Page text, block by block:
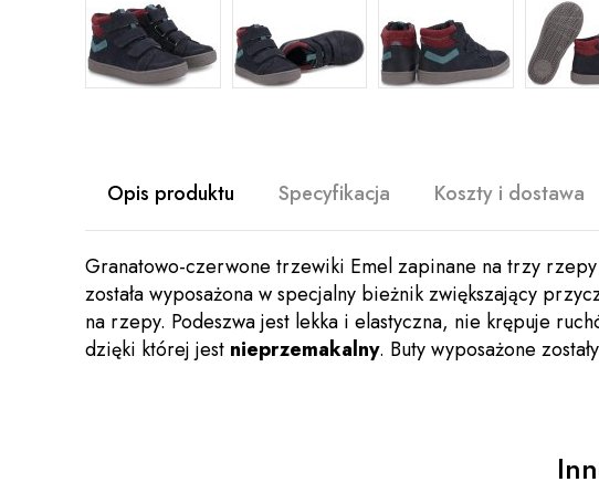
Opis produktu Specyfikacja Koszty i dostawa
Granatowo-czerwone trzewiki Emel zapinane na trzy
została wyposażona w specjalny bieżnik zwiększający
na rzepy. Podeszwa jest lekka i elastyczna, nie krępuje
dzięki której jest nieprzemakalny. Buty wyposażone